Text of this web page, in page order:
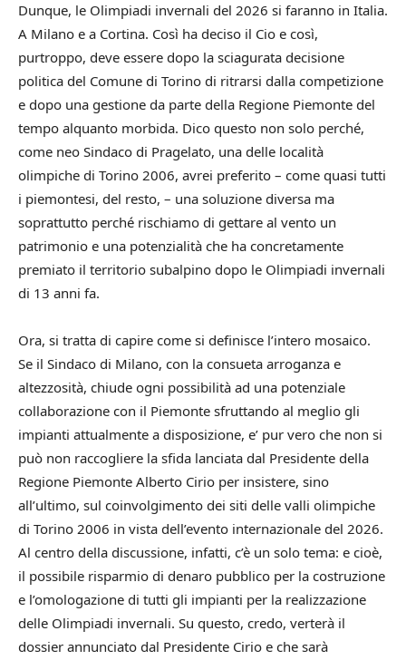
Dunque, le Olimpiadi invernali del 2026 si faranno in Italia.
A Milano e a Cortina. Così ha deciso il Cio e così,
purtroppo, deve essere dopo la sciagurata decisione
politica del Comune di Torino di ritrarsi dalla competizione
e dopo una gestione da parte della Regione Piemonte del
tempo alquanto morbida. Dico questo non solo perché,
come neo Sindaco di Pragelato, una delle località
olimpiche di Torino 2006, avrei preferito – come quasi tutti
i piemontesi, del resto, – una soluzione diversa ma
soprattutto perché rischiamo di gettare al vento un
patrimonio e una potenzialità che ha concretamente
premiato il territorio subalpino dopo le Olimpiadi invernali
di 13 anni fa.
Ora, si tratta di capire come si definisce l’intero mosaico.
Se il Sindaco di Milano, con la consueta arroganza e
altezzosità, chiude ogni possibilità ad una potenziale
collaborazione con il Piemonte sfruttando al meglio gli
impianti attualmente a disposizione, e’ pur vero che non si
può non raccogliere la sfida lanciata dal Presidente della
Regione Piemonte Alberto Cirio per insistere, sino
all’ultimo, sul coinvolgimento dei siti delle valli olimpiche
di Torino 2006 in vista dell’evento internazionale del 2026.
Al centro della discussione, infatti, c’è un solo tema: e cioè,
il possibile risparmio di denaro pubblico per la costruzione
e l’omologazione di tutti gli impianti per la realizzazione
delle Olimpiadi invernali. Su questo, credo, verterà il
dossier annunciato dal Presidente Cirio e che sarà